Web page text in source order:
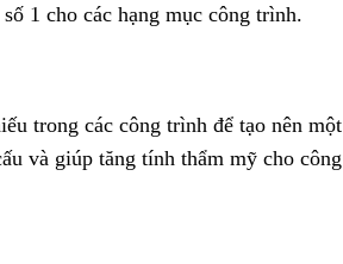
1 cho các hạng mục công trình.
trong các công trình để tạo nên một
và giúp tăng tính thẩm mỹ cho công